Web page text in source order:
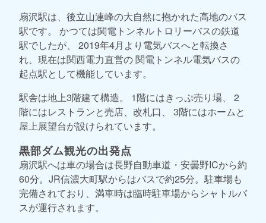
扇沢駅は、後立山連峰の大自然に抱かれた高地のバス
駅です。 かつては関電トンネルトロリーバスの鉄道
駅でしたが、 2019年4月より電気バスへと転換さ
れ、現在は関西電力直営の 関電トンネル電気バスの
起点駅として機能しています。
駅舎は地上3階建て構造。 1階にはきっぷ売り場、 2
階にはレストランと売店、改札口、 3階にはホームと
屋上展望台が設けられています。
黒部ダム観光の出発点
扇沢駅へは車の場合は長野自動車道・安曇野ICから約
60分。JR信濃大町駅からはバスで約25分。駐車場も
完備されており、満車時は臨時駐車場からシャトルバ
スが運行されます。